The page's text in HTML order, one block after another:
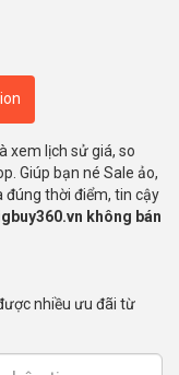
xem lịch sử giá, so
Giúp bạn né Sale ảo,
thời điểm, tin cậy
không bán
nhiều ưu đãi từ